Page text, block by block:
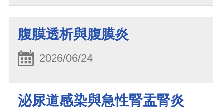
腹膜透析與腹膜炎
2026/06/24
泌尿道感染與急性腎盂腎炎